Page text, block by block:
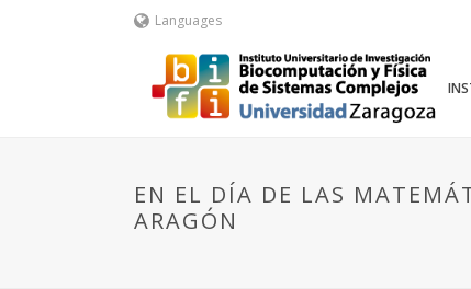
Languages
EN EL DÍA DE LAS
ARAGÓN